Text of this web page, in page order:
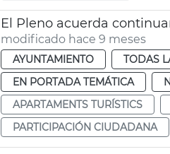
El Pleno acuerda
modificado hace 9 meses
AYUNTAMIENTO TODAS
EN PORTADA TEMÁTICA
APARTAMENTS TURÍSTICS
PARTICIPACIÓN CIUDADANA